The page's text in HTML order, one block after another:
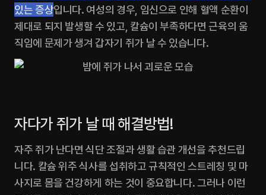
있는 증상입니다. 여성의 경우, 임신으로 인해 혈액 순환이
제대로 되지 발생할 수 있고, 칼슘이 부족하다면 근육의 움
직임에 문제가 생겨 갑자기 쥐가 날 수 있습니다.
자다가 쥐가 날 때 해결방법!
자주 쥐가 난다면 식단 조절과 생활 습관 개선을 추천드립
니다. 칼슘 위주 식사를 섭취하고 규칙적인 스트레칭 및 마
사지로 몸을 건강하게 하는 것이 중요합니다. 그러나 이런